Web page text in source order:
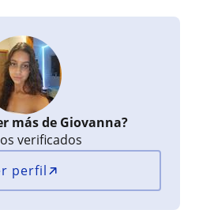
más de Giovanna?
verificados
perfil